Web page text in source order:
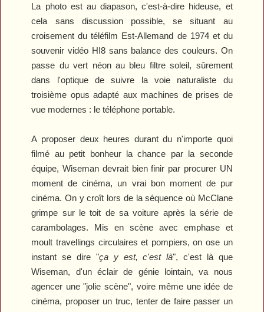
La photo est au diapason, c'est-à-dire hideuse, et
cela sans discussion possible, se situant au
croisement du téléfilm Est-Allemand de 1974 et du
souvenir vidéo HI8 sans balance des couleurs. On
passe du vert néon au bleu filtre soleil, sûrement
dans l'optique de suivre la voie naturaliste du
troisième opus adapté aux machines de prises de
vue modernes : le téléphone portable.
A proposer deux heures durant du n'importe quoi
filmé au petit bonheur la chance par la seconde
équipe, Wiseman devrait bien finir par procurer UN
moment de cinéma, un vrai bon moment de pur
cinéma. On y croît lors de la séquence où McClane
grimpe sur le toit de sa voiture après la série de
carambolages. Mis en scène avec emphase et
moult travellings circulaires et pompiers, on ose un
instant se dire "ça y est, c'est là", c'est là que
Wiseman, d'un éclair de génie lointain, va nous
agencer une "jolie scène", voire même une idée de
cinéma, proposer un truc, tenter de faire passer un